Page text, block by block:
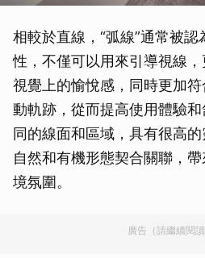
相較於直線，“弧線”通常被
性，不僅可以用來引導視線
視覺上的愉悅感，同時更加
動軌跡，從而提高使用體驗
同的線面和區域，具有很高
自然和有機形態契合關聯，
境氛圍。
廣告（請繼續閱讀